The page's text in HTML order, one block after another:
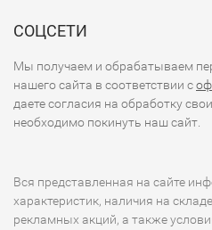
СОЦСЕТИ
Мы получаем и обрабатываем
нашего сайта в соответствии с
даете согласия на обработку
необходимо покинуть наш сайт.
Вся представленная на сайте
характеристик, наличия на
рекламных акций, а также